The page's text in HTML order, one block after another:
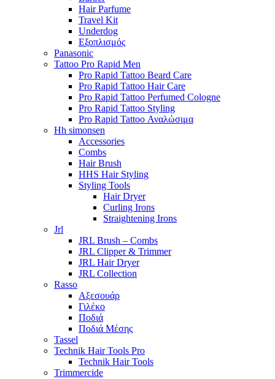
Hair Parfume
Travel Kit
Underdog
Εξοπλισμός
Panasonic
Tattoo Pro Rapid Men
Pro Rapid Tattoo Beard Care
Pro Rapid Tattoo Hair Care
Pro Rapid Tattoo Perfumed Cologne
Pro Rapid Tattoo Styling
Pro Rapid Tattoo Αναλώσιμα
Hh simonsen
Accessories
Combs
Hair Brush
HHS Hair Styling
Styling Tools
Hair Dryer
Curling Irons
Straightening Irons
Jrl
JRL Brush – Combs
JRL Clipper & Trimmer
JRL Hair Dryer
JRL Collection
Rasso
Αξεσουάρ
Γιλέκο
Ποδιά
Ποδιά Μέσης
Tassel
Technik Hair Tools Pro
Technik Hair Tools
Trimmercide